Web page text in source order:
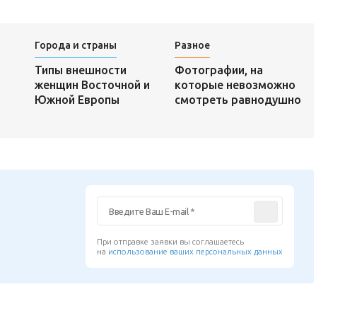
Города и страны
Типы внешности
женщин Восточной и
Южной Европы
Разное
Фотографии, на
которые невозможно
смотреть равнодушно
При отправке заявки вы соглашаетесь
на использование ваших персональных данных